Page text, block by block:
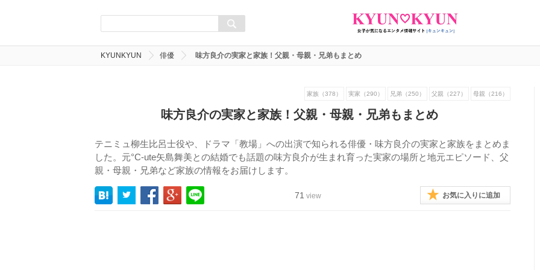
KYUNKYUN 俳優 味方良介の実家と家族！父親・母親・兄弟もまとめ
家族（378） 実家（290） 兄弟（250） 父親（227） 母親（216）
味方良介の実家と家族！父親・母親・兄弟もまとめ
テニミュ柳生比呂士役や、ドラマ「教場」への出演で知られる俳優・味方良介の実家と家族をまとめま
した。元°C-ute矢島舞美との結婚でも話題の味方良介が生まれ育った実家の場所と地元エピソード、父
親・母親・兄弟など家族の情報をお届けします。
71 view お気に入りに追加